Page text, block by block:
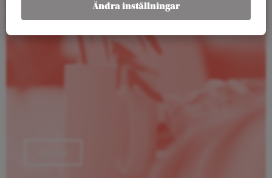
Ändra inställningar